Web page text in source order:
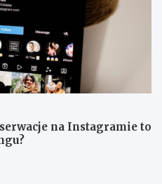
na Instagramie to